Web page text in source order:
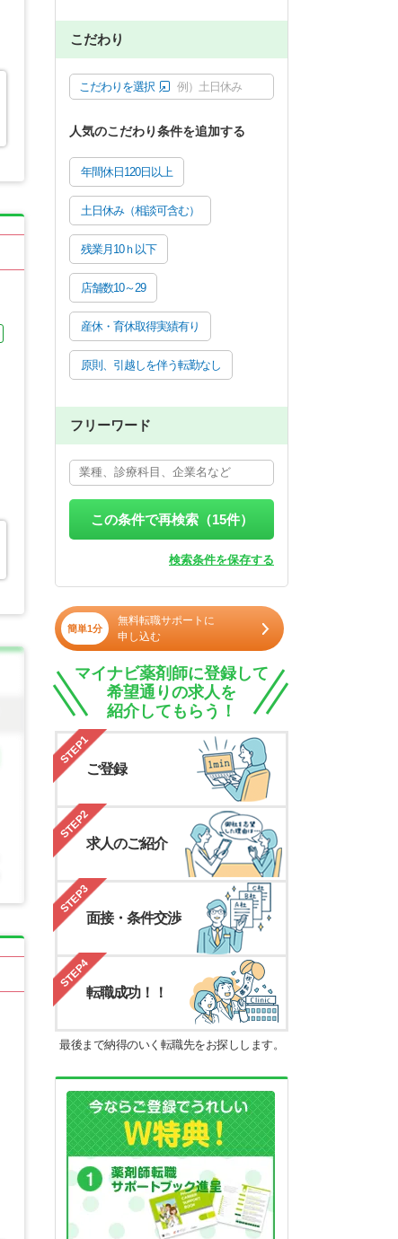
こだわり
こだわりを選択 例）土日休み
人気のこだわり条件を追加する
年間休日120日以上
土日休み（相談可含む）
残業月10ｈ以下
店舗数10～29
産休・育休取得実績有り
原則、引越しを伴う転勤なし
フリーワード
この条件で再検索（15件）
検索条件を保存する
簡単1分
無料転職サポートに
申し込む
マイナビ薬剤師に登録して
希望通りの求人を
紹介してもらう！
STEP1
ご登録
STEP2
求人のご紹介
STEP3
面接・条件交渉
STEP4
転職成功！！
最後まで納得のいく転職先をお探しします。